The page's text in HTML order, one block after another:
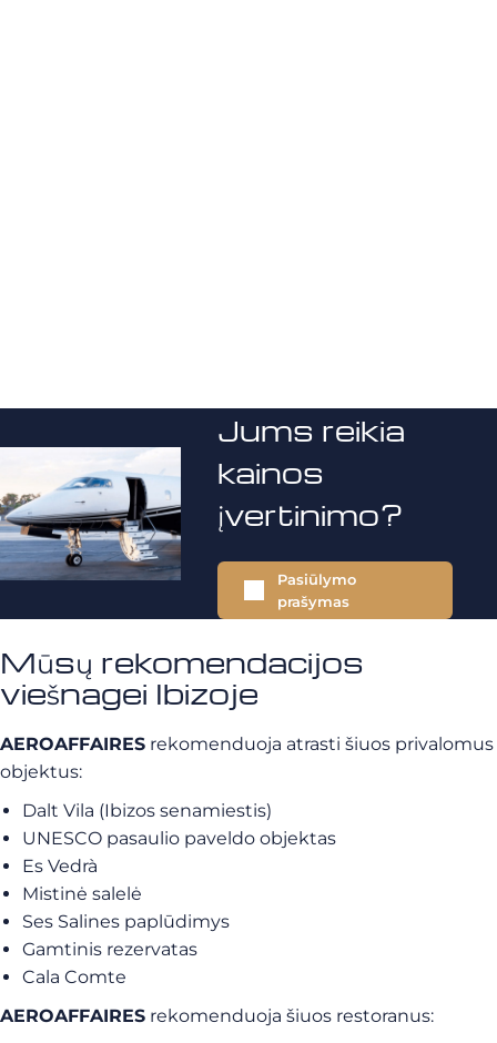
Jums reikia
kainos
įvertinimo?
Pasiūlymo
prašymas
Mūsų rekomendacijos
viešnagei Ibizoje
AEROAFFAIRES rekomenduoja atrasti šiuos privalomus
objektus:
Dalt Vila (Ibizos senamiestis)
UNESCO pasaulio paveldo objektas
Es Vedrà
Mistinė salelė
Ses Salines paplūdimys
Gamtinis rezervatas
Cala Comte
AEROAFFAIRES rekomenduoja šiuos restoranus: